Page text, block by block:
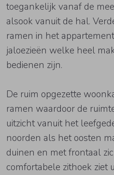
toegankelijk vanaf de
alsook vanuit de hal.
ramen in het
jaloezieën welke heel
bedienen zijn.
De ruim opgezette
ramen waardoor de
uitzicht vanuit het
noorden als het oosten
duinen en met frontaal
comfortabele zithoek ziet